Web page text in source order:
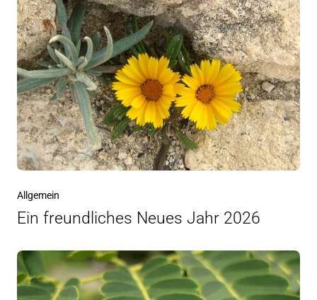
Allgemein
Ein freundliches Neues Jahr 2026